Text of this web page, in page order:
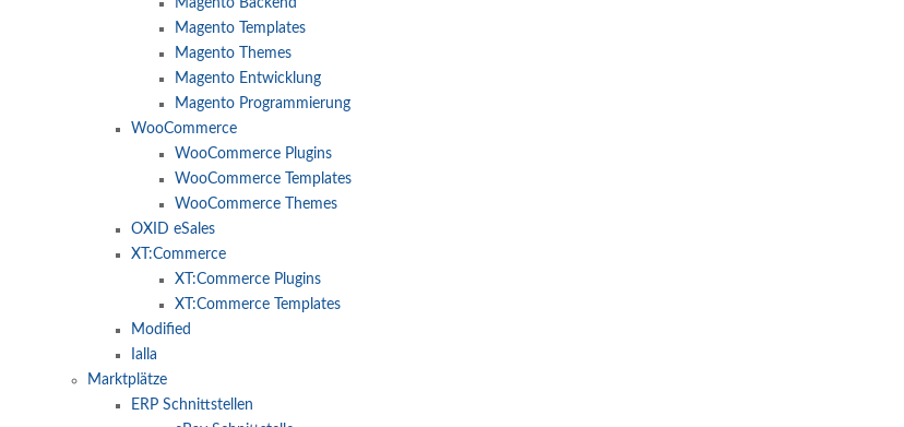
Magento Backend
Magento Templates
Magento Themes
Magento Entwicklung
Magento Programmierung
WooCommerce
WooCommerce Plugins
WooCommerce Templates
WooCommerce Themes
OXID eSales
XT:Commerce
XT:Commerce Plugins
XT:Commerce Templates
Modified
Ialla
Marktplätze
ERP Schnittstellen